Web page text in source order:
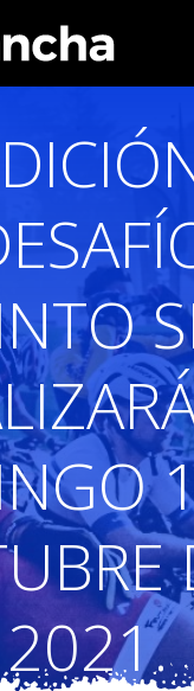
al
contenido
2021.